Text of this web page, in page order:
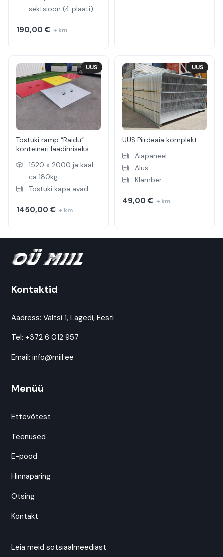
sektsioon (4 plaati)
190,00€ + km
Tõstuki ramp “Raidu”
konteineri laadimiseks
1520 x 2000 ja kaal
ca 180kg
Tõstuki käpa avad
1450,00€ + km
UUS
UUS Piirdeaia komplekt
Aiapaneel
Alus
Klamber
49,00€ + km
UUS
Kontaktid
Aadress: Valtsi 1, Lagedi, Eesti
Tel: +372 6 012 957
Email: info@miil.ee
Menüü
Ettevõtest
Teenused
E-pood
Hinnapäring
Otsing
Kontakt
Leia meid sotsiaalmeediast